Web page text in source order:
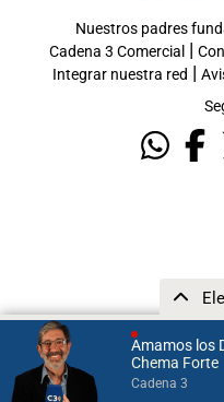
Amamos los
Chema Forte
Cadena 3
Nuestros padres
Cadena 3 Comercial |
Integrar nuestra red |